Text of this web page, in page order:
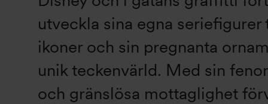
utveckla sina egna seriefigurer
ikoner och sin pregnanta
unik teckenvärld. Med sin
och gränslösa mottaglighet